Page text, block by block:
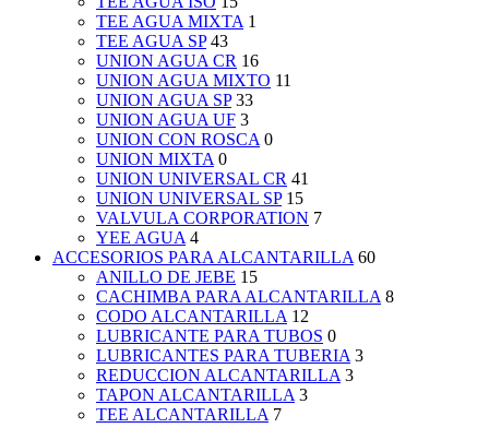
TEE AGUA MIXTA 1
TEE AGUA SP 43
UNION AGUA CR 16
UNION AGUA MIXTO 11
UNION AGUA SP 33
UNION AGUA UF 3
UNION CON ROSCA 0
UNION MIXTA 0
UNION UNIVERSAL CR 41
UNION UNIVERSAL SP 15
VALVULA CORPORATION 7
YEE AGUA 4
ACCESORIOS PARA ALCANTARILLA 60
ANILLO DE JEBE 15
CACHIMBA PARA ALCANTARILLA 8
CODO ALCANTARILLA 12
LUBRICANTE PARA TUBOS 0
LUBRICANTES PARA TUBERIA 3
REDUCCION ALCANTARILLA 3
TAPON ALCANTARILLA 3
TEE ALCANTARILLA 7